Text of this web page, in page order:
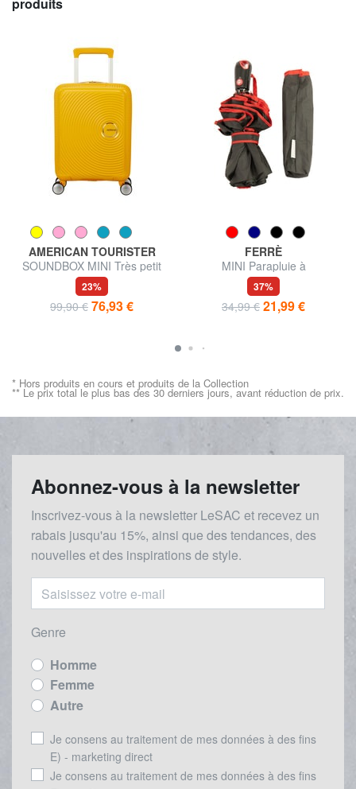
produits
AMERICAN TOURISTER
SOUNDBOX MINI Très petit
bagage à main
23%
99,90 € 76,93 €
FERRÈ
MINI Parapluie à
ouverture/fermeture
automatique
37%
34,99 € 21,99 €
* Hors produits en cours et produits de la Collection
** Le prix total le plus bas des 30 derniers jours, avant réduction de prix.
Abonnez-vous à la newsletter
Inscrivez-vous à la newsletter LeSAC et recevez un
rabais jusqu'au 15%, ainsi que des tendances, des
nouvelles et des inspirations de style.
Genre
Homme
Femme
Autre
Je consens au traitement de mes données à des fins
E) - marketing direct
Je consens au traitement de mes données à des fins